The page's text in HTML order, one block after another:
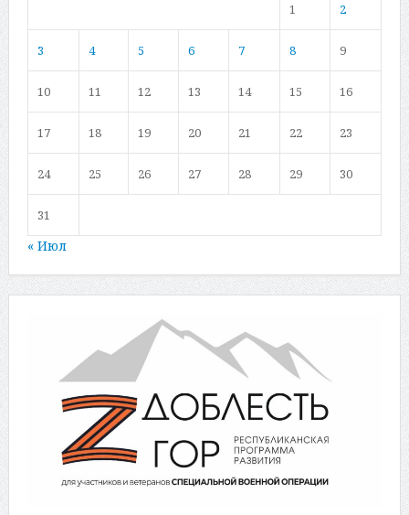
1 2
3 4 5 6 7 8 9
10 11 12 13 14 15 16
17 18 19 20 21 22 23
24 25 26 27 28 29 30
31
« Июл